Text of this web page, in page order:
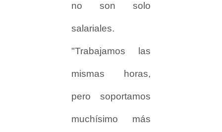
no son solo
salariales.
"Trabajamos las
mismas horas,
pero soportamos
muchísimo más